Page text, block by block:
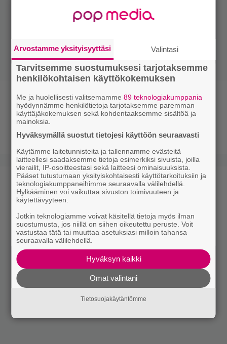
Ruotsalainen avioliitto
Rakkautta italialaisittain
14.10.2010 Jussi Huhtala
DRAAMA
Arvostamme yksityisyyttäsi Valintasi
Tarvitsemme suostumuksesi tarjotaksemme
henkilökohtaisen käyttökokemuksen
Me ja huolellisesti valitsemamme89 teknologiakumppania
hyödynnämme henkilötietoja tarjotaksemme paremman
käyttäjäkokemuksen sekä kohdentaaksemme sisältöä ja
mainoksia.
Hyväksymällä suostut tietojesi käyttöön seuraavasti
Käytämme laitetunnisteita ja tallennamme evästeitä
laitteellesi saadaksemme tietoja esimerkiksi sivuista, joilla
vierailit, IP-osoitteestasi sekä laitteesi ominaisuuksista.
Pääset tutustumaan yksityiskohtaisesti käyttötarkoituksiin ja
teknologiakumppaneihimme seuraavalla välilehdellä.
Hylkääminen voi vaikuttaa sivuston toimivuuteen ja
käytettävyyteen.
Jotkin teknologiamme voivat käsitellä tietoja myös ilman
suostumusta, jos niillä on siihen oikeutettu peruste. Voit
vastustaa tätä tai muuttaa asetuksiasi milloin tahansa
seuraavalla välilehdellä.
Hyväksyn kaikki
Omat valintani
Tietosuojakäytäntömme